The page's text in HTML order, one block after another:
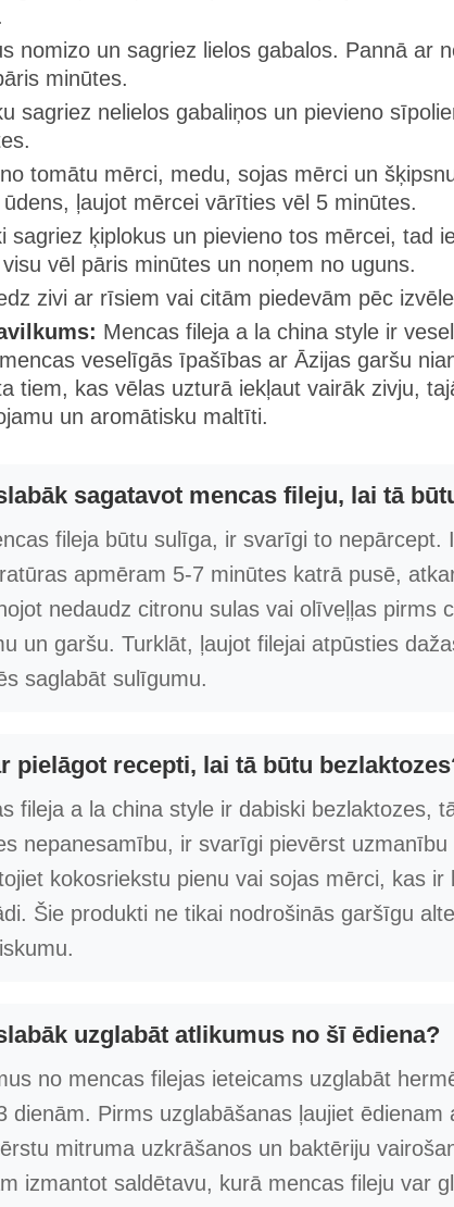
nomizo un sagriez lielos gabalos. Pannā ar
minūtes.
sagriez nelielos gabaliņos un pievieno
tomātu mērci, medu, sojas mērci un
ļaujot mērcei vārīties vēl 5 minūtes.
sagriez ķiplokus un pievieno tos mērcei, tad
vēl pāris minūtes un noņem no uguns.
zivi ar rīsiem vai citām piedevām pēc
Mencas fileja a la china style ir
veselīgās īpašības ar Āzijas garšu
tiem, kas vēlas uzturā iekļaut vairāk zivju,
un aromātisku maltīti.
sagatavot mencas fileju, lai tā
fileja būtu sulīga, ir svarīgi to nepārcept.
apmēram 5-7 minūtes katrā pusē,
nedaudz citronu sulas vai olīveļļas pirms
un garšu. Turklāt, ļaujot filejai atpūsties
saglabāt sulīgumu.
pielāgot recepti, lai tā būtu
fileja a la china style ir dabiski bezlaktozes,
nepanesamību, ir svarīgi pievērst
kokosriekstu pienu vai sojas mērci, kas
Šie produkti ne tikai nodrošinās garšīgu
uzglabāt atlikumus no šī ēdiena?
no mencas filejas ieteicams uzglabāt
dienām. Pirms uzglabāšanas ļaujiet
mitruma uzkrāšanos un baktēriju
izmantot saldētavu, kurā mencas fileju var